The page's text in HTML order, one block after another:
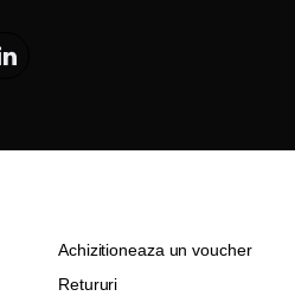
Achizitioneaza un voucher
Retururi